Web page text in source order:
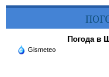
Погода в
Gismeteo